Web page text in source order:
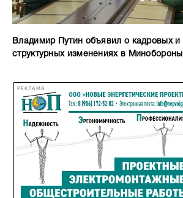
Владимир Путин объявил о кадровых и
структурных изменениях в Минобороны
РЕКЛАМА